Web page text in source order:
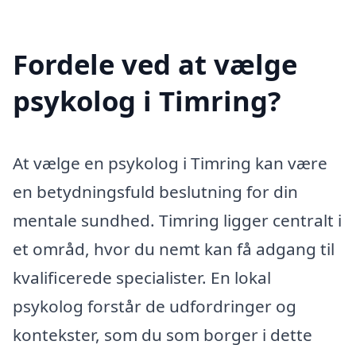
Fordele ved at vælge
psykolog i Timring?
At vælge en psykolog i Timring kan være
en betydningsfuld beslutning for din
mentale sundhed. Timring ligger centralt i
et områd, hvor du nemt kan få adgang til
kvalificerede specialister. En lokal
psykolog forstår de udfordringer og
kontekster, som du som borger i dette